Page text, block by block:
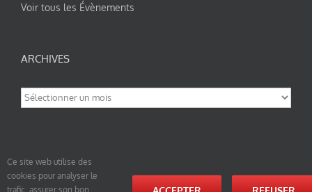
Voir tous les Évènements
ARCHIVES
Archives
© tao-yin.co © TAO-YIN.fr Georges Charles, Hormis les pages https://tao-yin.fr/georges-charles/
Ce site web utilise des
cookies pour analyser le
trafic, assurer son bon